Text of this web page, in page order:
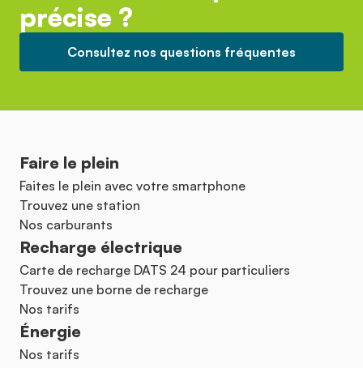
précise ?
Consultez nos questions fréquentes
Faire le plein
Faites le plein avec votre smartphone
Trouvez une station
Nos carburants
Recharge électrique
Carte de recharge DATS 24 pour particuliers
Trouvez une borne de recharge
Nos tarifs
Énergie
Nos tarifs